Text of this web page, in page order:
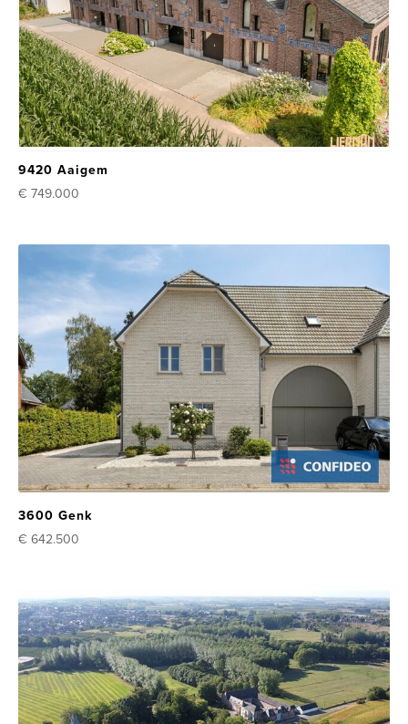
9420 Aaigem
€ 749.000
3600 Genk
€ 642.500